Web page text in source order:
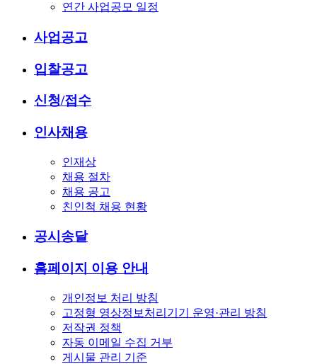
연간 사업공모 일정
사업공고
입찰공고
신청/접수
인사채용
인재상
채용 절차
채용 공고
친인척 채용 현황
공시송달
홈페이지 이용 안내
개인정보 처리 방침
고정형 영상정보처리기기 운영·관리 방침
저작권 정책
자동 이메일 수집 거부
게시물 관리 기준